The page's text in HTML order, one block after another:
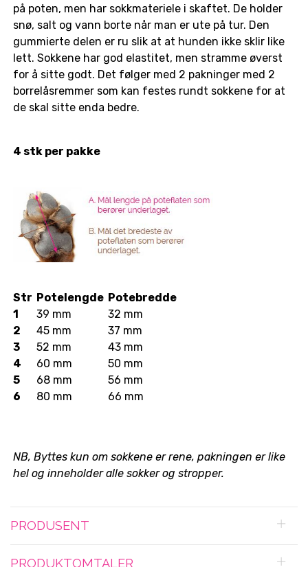
på poten, men har sokkmateriele i skaftet. De holder
snø, salt og vann borte når man er ute på tur. Den
gummierte delen er ru slik at at hunden ikke sklir like
lett. Sokkene har god elastitet, men stramme øverst
for å sitte godt. Det følger med 2 pakninger med 2
borrelåsremmer som kan festes rundt sokkene for at
de skal sitte enda bedre.
4 stk per pakke
Str Potelengde Potebredde
1
39 mm
32 mm
2
45 mm
37 mm
3
52 mm
43 mm
4
60 mm
50 mm
5
68 mm
56 mm
6
80 mm 66 mm
NB, Byttes kun om sokkene er rene, pakningen er like
hel og inneholder alle sokker og stropper.
PRODUSENT
PRODUKTOMTALER